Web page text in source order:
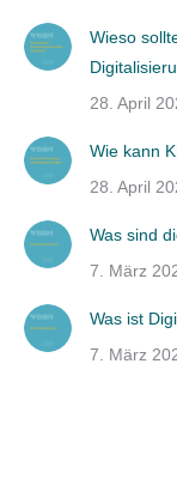
Wieso
28. April
Wie kann
28. April
Was sind
7. März
Was ist
7. März